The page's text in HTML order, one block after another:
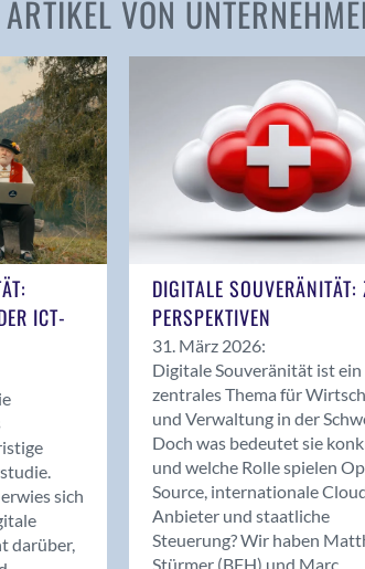
VON
ICT-
sich
darüber,
DIGITALE SOUVERÄNITÄT:
PERSPEKTIVEN
31. März 2026:
Digitale Souveränität ist ein
zentrales Thema für
und Verwaltung in der
Doch was bedeutet sie
und welche Rolle spielen
Source, internationale
Anbieter und staatliche
Steuerung? Wir haben
Stürmer (BFH) und Marc